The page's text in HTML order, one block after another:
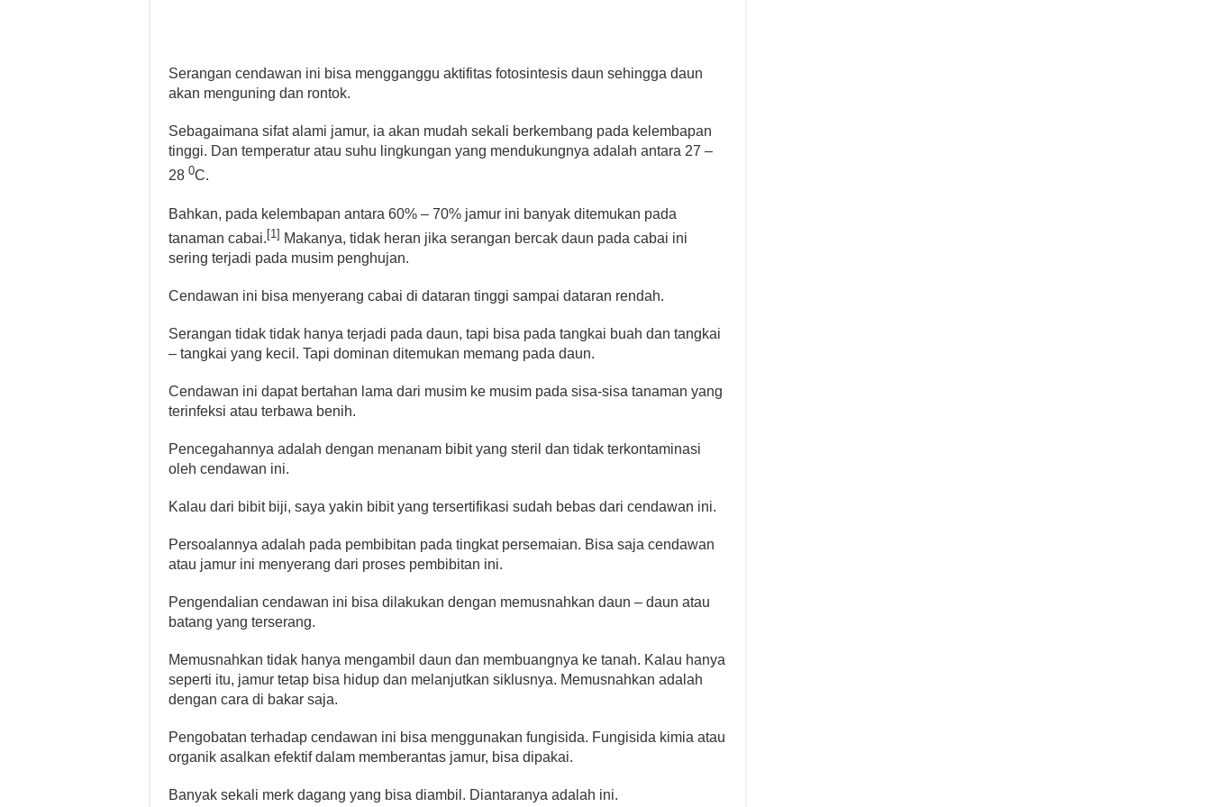
Serangan cendawan ini bisa mengganggu aktifitas fotosintesis daun sehingga daun
akan menguning dan rontok.
Sebagaimana sifat alami jamur, ia akan mudah sekali berkembang pada kelembapan
tinggi. Dan temperatur atau suhu lingkungan yang mendukungnya adalah antara 27 –
28 0C.
Bahkan, pada kelembapan antara 60% – 70% jamur ini banyak ditemukan pada
tanaman cabai.[1] Makanya, tidak heran jika serangan bercak daun pada cabai ini
sering terjadi pada musim penghujan.
Cendawan ini bisa menyerang cabai di dataran tinggi sampai dataran rendah.
Serangan tidak tidak hanya terjadi pada daun, tapi bisa pada tangkai buah dan tangkai
– tangkai yang kecil. Tapi dominan ditemukan memang pada daun.
Cendawan ini dapat bertahan lama dari musim ke musim pada sisa-sisa tanaman yang
terinfeksi atau terbawa benih.
Pencegahannya adalah dengan menanam bibit yang steril dan tidak terkontaminasi
oleh cendawan ini.
Kalau dari bibit biji, saya yakin bibit yang tersertifikasi sudah bebas dari cendawan ini.
Persoalannya adalah pada pembibitan pada tingkat persemaian. Bisa saja cendawan
atau jamur ini menyerang dari proses pembibitan ini.
Pengendalian cendawan ini bisa dilakukan dengan memusnahkan daun – daun atau
batang yang terserang.
Memusnahkan tidak hanya mengambil daun dan membuangnya ke tanah. Kalau hanya
seperti itu, jamur tetap bisa hidup dan melanjutkan siklusnya. Memusnahkan adalah
dengan cara di bakar saja.
Pengobatan terhadap cendawan ini bisa menggunakan fungisida. Fungisida kimia atau
organik asalkan efektif dalam memberantas jamur, bisa dipakai.
Banyak sekali merk dagang yang bisa diambil. Diantaranya adalah ini.